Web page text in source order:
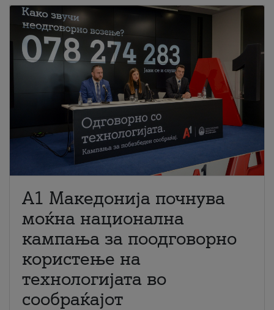
A1 Македонија почнува
моќна национална
кампања за поодговорно
користење на
технологијата во
сообраќајот